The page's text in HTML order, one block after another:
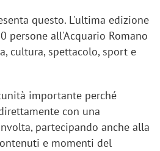
questo. L'ultima edizione
persone all'Acquario Romano
cultura, spettacolo, sport e
importante perché
con una
partecipando anche alla
e momenti del